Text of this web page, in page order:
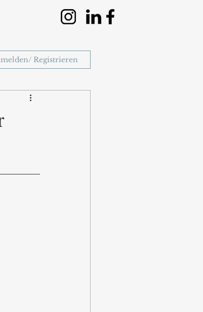
Registrieren